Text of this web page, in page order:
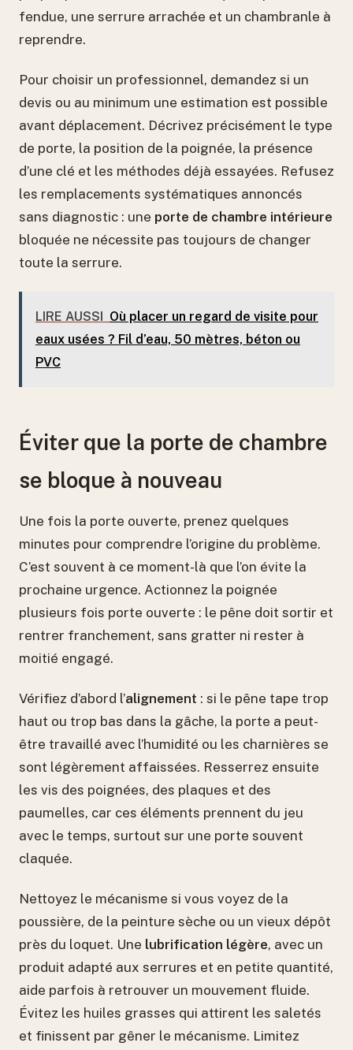
fendue, une serrure arrachée et un chambranle à
reprendre.
Pour choisir un professionnel, demandez si un
devis ou au minimum une estimation est possible
avant déplacement. Décrivez précisément le type
de porte, la position de la poignée, la présence
d’une clé et les méthodes déjà essayées. Refusez
les remplacements systématiques annoncés
sans diagnostic : une porte de chambre intérieure
bloquée ne nécessite pas toujours de changer
toute la serrure.
LIRE AUSSI Où placer un regard de visite pour
eaux usées ? Fil d’eau, 50 mètres, béton ou
PVC
Éviter que la porte de chambre
se bloque à nouveau
Une fois la porte ouverte, prenez quelques
minutes pour comprendre l’origine du problème.
C’est souvent à ce moment-là que l’on évite la
prochaine urgence. Actionnez la poignée
plusieurs fois porte ouverte : le pêne doit sortir et
rentrer franchement, sans gratter ni rester à
moitié engagé.
Vérifiez d’abord l’alignement : si le pêne tape trop
haut ou trop bas dans la gâche, la porte a peut-
être travaillé avec l’humidité ou les charnières se
sont légèrement affaissées. Resserrez ensuite
les vis des poignées, des plaques et des
paumelles, car ces éléments prennent du jeu
avec le temps, surtout sur une porte souvent
claquée.
Nettoyez le mécanisme si vous voyez de la
poussière, de la peinture sèche ou un vieux dépôt
près du loquet. Une lubrification légère, avec un
produit adapté aux serrures et en petite quantité,
aide parfois à retrouver un mouvement fluide.
Évitez les huiles grasses qui attirent les saletés
et finissent par gêner le mécanisme. Limitez